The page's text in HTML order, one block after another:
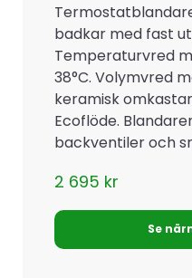
badkar med fast
Temperaturvred
38°C. Volymvred
keramisk
Ecoflöde.
backventiler och
2 695 kr
Se